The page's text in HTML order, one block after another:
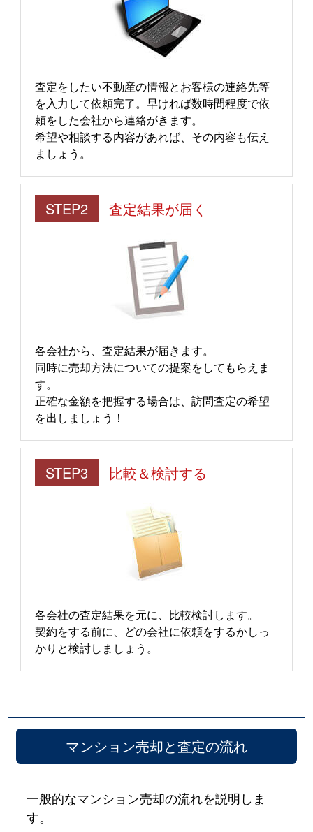
査定をしたい不動産の情報とお客様の連絡先等
を入力して依頼完了。早ければ数時間程度で依
頼をした会社から連絡がきます。
希望や相談する内容があれば、その内容も伝え
ましょう。
STEP2 査定結果が届く
各会社から、査定結果が届きます。
同時に売却方法についての提案をしてもらえま
す。
正確な金額を把握する場合は、訪問査定の希望
を出しましょう！
STEP3 比較＆検討する
各会社の査定結果を元に、比較検討します。
契約をする前に、どの会社に依頼をするかしっ
かりと検討しましょう。
マンション売却と査定の流れ
一般的なマンション売却の流れを説明しま
す。